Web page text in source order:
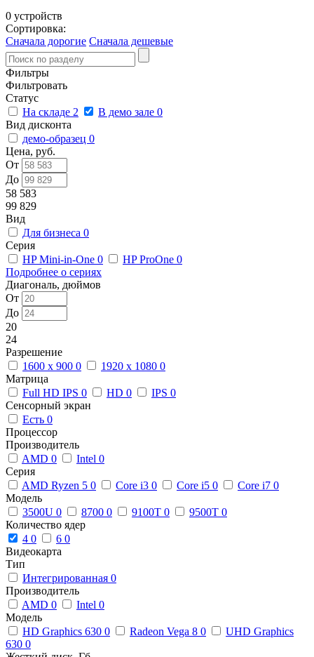
0 устройств
Сортировка:
Сначала дорогие Сначала дешевые
Фильтры
Фильтровать
Статус
На складе 2 В демо зале 0
Вид дисконта
демо-образец 0
Цена, руб.
От
До
58 583
99 829
Вид
Для бизнеса 0
Серия
HP Mini-in-One 0 HP ProOne 0
Подробнее о сериях
Диагональ, дюймов
От
До
20
24
Разрешение
1600 x 900 0 1920 x 1080 0
Матрица
Full HD IPS 0 HD 0 IPS 0
Сенсорный экран
Есть 0
Процессор
Производитель
AMD 0 Intel 0
Серия
AMD Ryzen 5 0 Core i3 0 Core i5 0 Core i7 0
Модель
3500U 0 8700 0 9100T 0 9500T 0
Количество ядер
4 0 6 0
Видеокарта
Тип
Интегрированная 0
Производитель
AMD 0 Intel 0
Модель
HD Graphics 630 0 Radeon Vega 8 0
UHD Graphics
630 0